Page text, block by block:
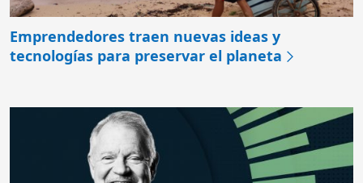
Emprendedores traen nuevas ideas y
tecnologías para preservar el planeta